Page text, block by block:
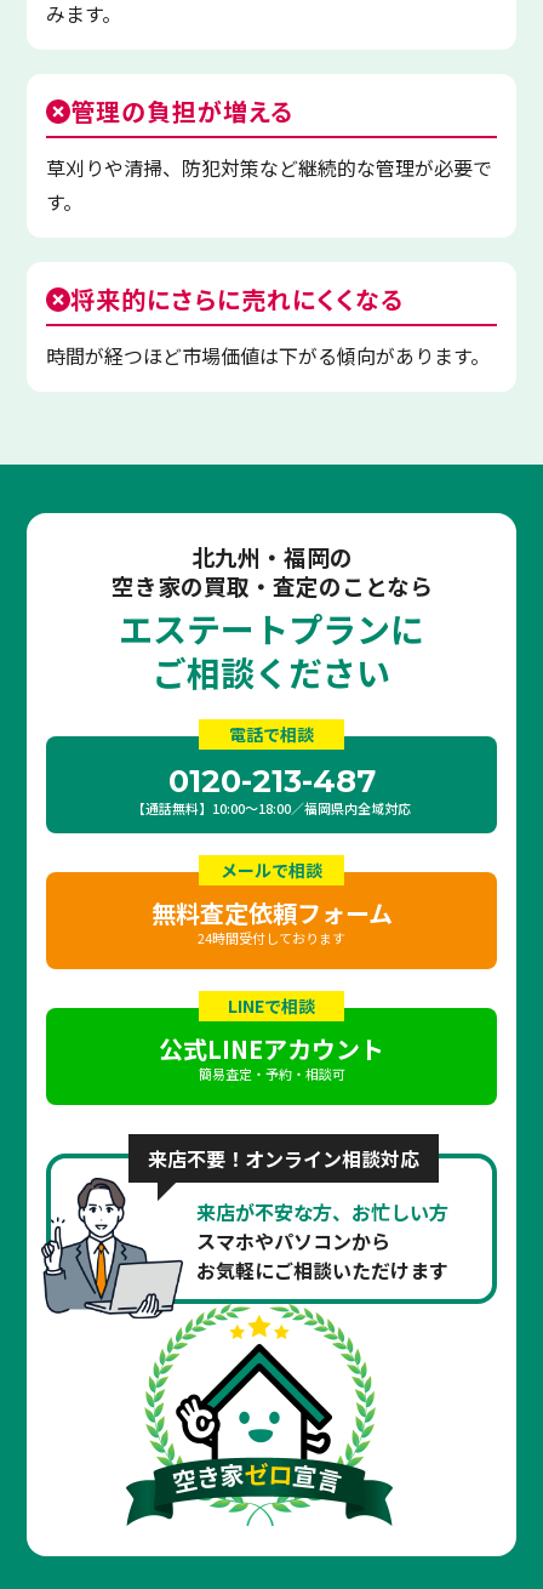
みます。
管理の負担が増える
草刈りや清掃、防犯対策など継続的な管理が必要で
す。
将来的にさらに売れにくくなる
時間が経つほど市場価値は下がる傾向があります。
北九州・福岡の
空き家の買取・査定のことなら
エステートプランに
ご相談ください
電話で相談
0120-213-487
【通話無料】10:00〜18:00／福岡県内全域対応
メールで相談
無料査定依頼フォーム
24時間受付しております
LINEで相談
公式LINEアカウント
簡易査定・予約・相談可
来店不要！オンライン相談対応
来店が不安な方、お忙しい方
スマホやパソコンから
お気軽にご相談いただけます